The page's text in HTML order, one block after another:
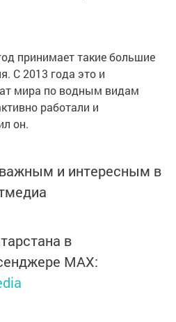
принимает такие большие
С 2013 года это и
мира по водным видам
работали и
он.
и интересным в
в
MАХ: